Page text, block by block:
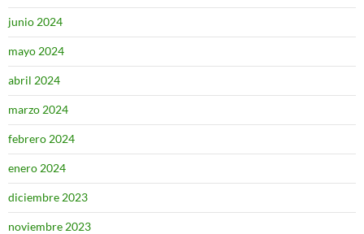
junio 2024
mayo 2024
abril 2024
marzo 2024
febrero 2024
enero 2024
diciembre 2023
noviembre 2023